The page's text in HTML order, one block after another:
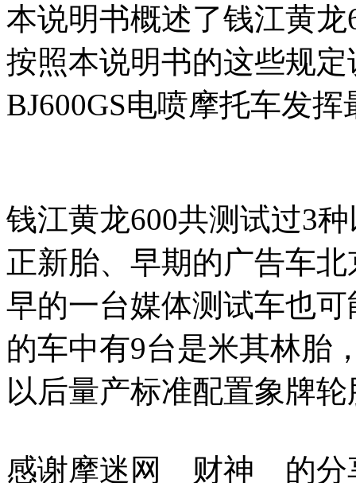
本说明书概述了钱江黄
按照本说明书的这些规
BJ600GS电喷摩托车发
钱江黄龙600共测试过3
正新胎、早期的广告车
早的一台媒体测试车也
的车中有9台是米其林胎
以后量产标准配置象牌轮
感谢摩迷网 财神 的分